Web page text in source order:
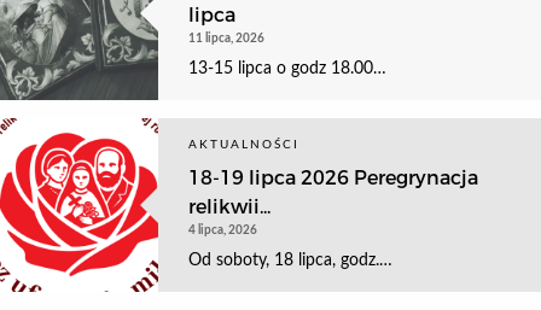
lipca
11 lipca, 2026
13-15 lipca o godz 18.00…
AKTUALNOŚCI
18-19 lipca 2026 Peregrynacja
relikwii...
4 lipca, 2026
Od soboty, 18 lipca, godz.…